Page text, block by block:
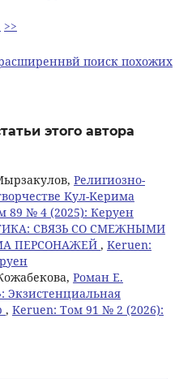
>>
поиск похожих
этого автора
Религиозно-
Kул-Kерима
89 № 4 (2025): Керуен
СВЯЗЬ СО СМЕЖНЫМИ
ПЕРСОНАЖЕЙ , Keruen:
Роман Е.
, Keruen: Том 91 № 2 (2026):